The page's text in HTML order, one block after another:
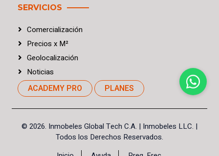
SERVICIOS
Comercialización
Precios x M²
Geolocalización
Noticias
ACADEMY PRO PLANES
© 2026. Inmobeles Global Tech C.A. | Inmobeles LLC. |
Todos los Derechos Reservados.